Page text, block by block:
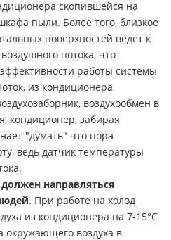
скопившейся на
пыли. Более того, близкое
поверхностей ведет к
потока, что
работы системы
из кондиционера
воздухообмен в
кондиционер, забирая
"думать" что пора
ведь датчик температуры
направляться
. При работе на холод
из кондиционера на 7-15°С
окружающего воздуха в